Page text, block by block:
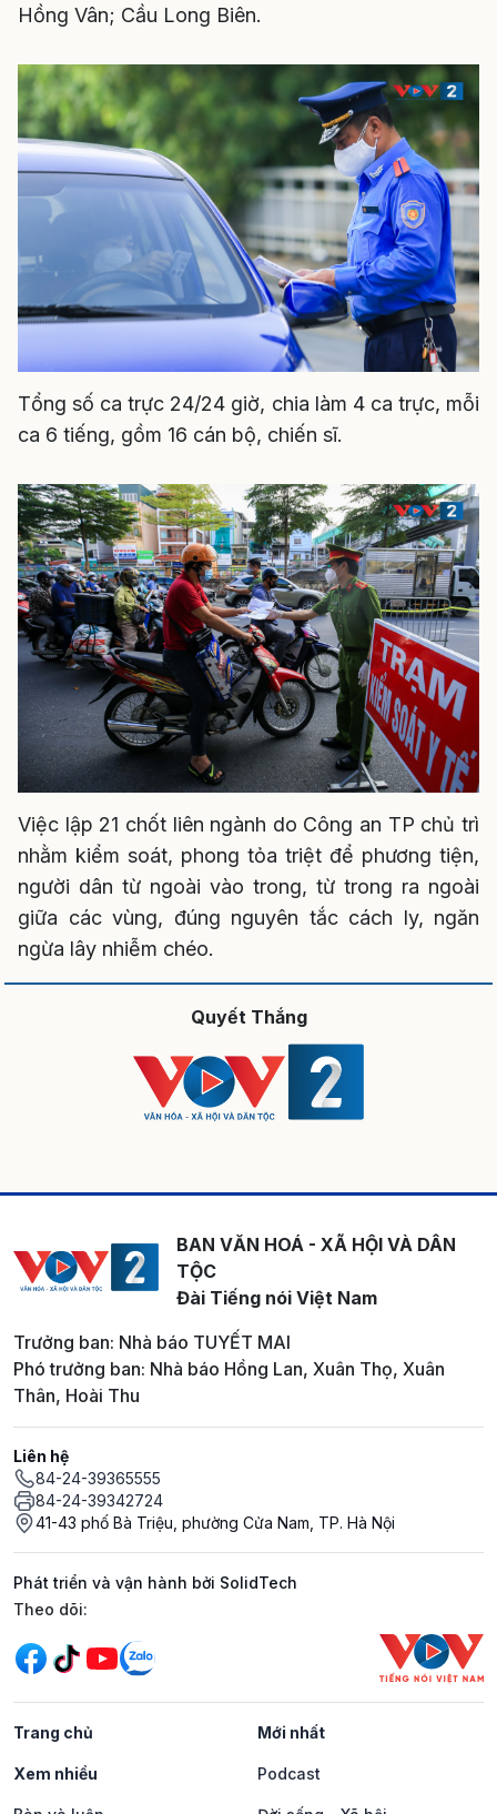
Hồng Vân; Cầu Long Biên.
Tổng số ca trực 24/24 giờ, chia làm 4 ca trực, mỗi
ca 6 tiếng, gồm 16 cán bộ, chiến sĩ.
Việc lập 21 chốt liên ngành do Công an TP chủ trì
nhằm kiểm soát, phong tỏa triệt để phương tiện,
người dân từ ngoài vào trong, từ trong ra ngoài
giữa các vùng, đúng nguyên tắc cách ly, ngăn
ngừa lây nhiễm chéo.
Quyết Thắng
BAN VĂN HOÁ - XÃ HỘI VÀ DÂN
TỘC
Đài Tiếng nói Việt Nam
Trưởng ban: Nhà báo TUYẾT MAI
Phó trưởng ban: Nhà báo Hồng Lan, Xuân Thọ, Xuân
Thân, Hoài Thu
Liên hệ
84-24-39365555
84-24-39342724
41-43 phố Bà Triệu, phường Cửa Nam, TP. Hà Nội
Phát triển và vận hành bởi SolidTech
Mạng xã hội
Theo dõi:
Trang chủ Mới nhất
Xem nhiều Podcast